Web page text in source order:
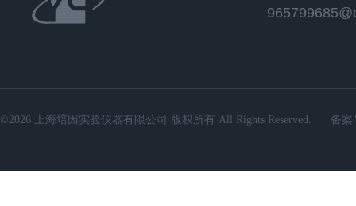
©2026 上海培因实验仪器有限公司 版权所有 All Rights Reserved. 备案